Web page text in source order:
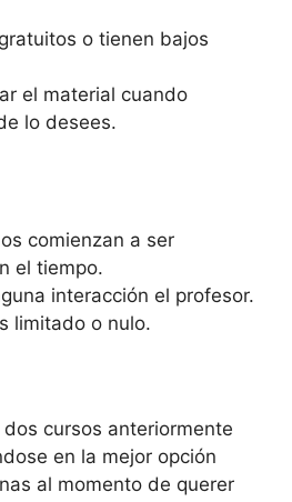
o tienen bajos
el material cuando
lo desees.
comienzan a ser
el tiempo.
interacción el profesor.
limitado o nulo.
cursos anteriormente
en la mejor opción
al momento de querer